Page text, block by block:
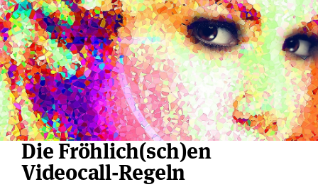
Die Fröhlich(sch)en
Videocall-Regeln